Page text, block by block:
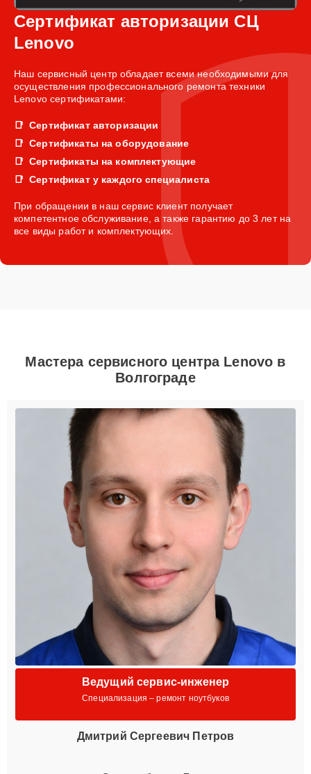
Сертификат авторизации СЦ
Lenovo
Наш сервисный центр обладает всеми необходимыми для
осуществления профессионального ремонта техники
Lenovo сертификатами:
Сертификат авторизации
Сертификаты на оборудование
Сертификаты на комплектующие
Сертификат у каждого специалиста
При обращении в наш сервис клиент получает
компетентное обслуживание, а также гарантию до 3 лет на
все виды работ и комплектующих.
Мастера сервисного центра Lenovo в
Волгограде
Ведущий сервис-инженер
Специализация – ремонт ноутбуков
Дмитрий Сергеевич Петров